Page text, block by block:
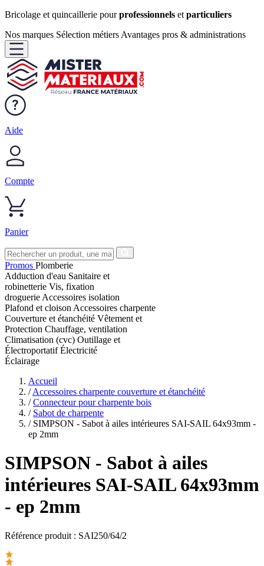
Bricolage et quincaillerie pourprofessionnels et particuliers
Nos marques Sélection métiers Avantages pros & administrations
Aide
Compte
Panier
Promos Plomberie
Adduction d'eau Sanitaire et
robinetterie Vis, fixation
droguerie Accessoires isolation
Plafond et cloison Accessoires charpente
Couverture et étanchéité Vêtement et
Protection Chauffage, ventilation
Climatisation (cvc) Outillage et
ÉlectroportatifÉlectricité
Éclairage
Accueil
/ Accessoires charpente couverture et étanchéité
/ Connecteur pour charpente bois
/ Sabot de charpente
/ SIMPSON - Sabot à ailes intérieures SAI-SAIL 64x93mm -
ep 2mm
SIMPSON - Sabot à ailes
intérieures SAI-SAIL 64x93mm
- ep 2mm
Référence produit : SAI250/64/2